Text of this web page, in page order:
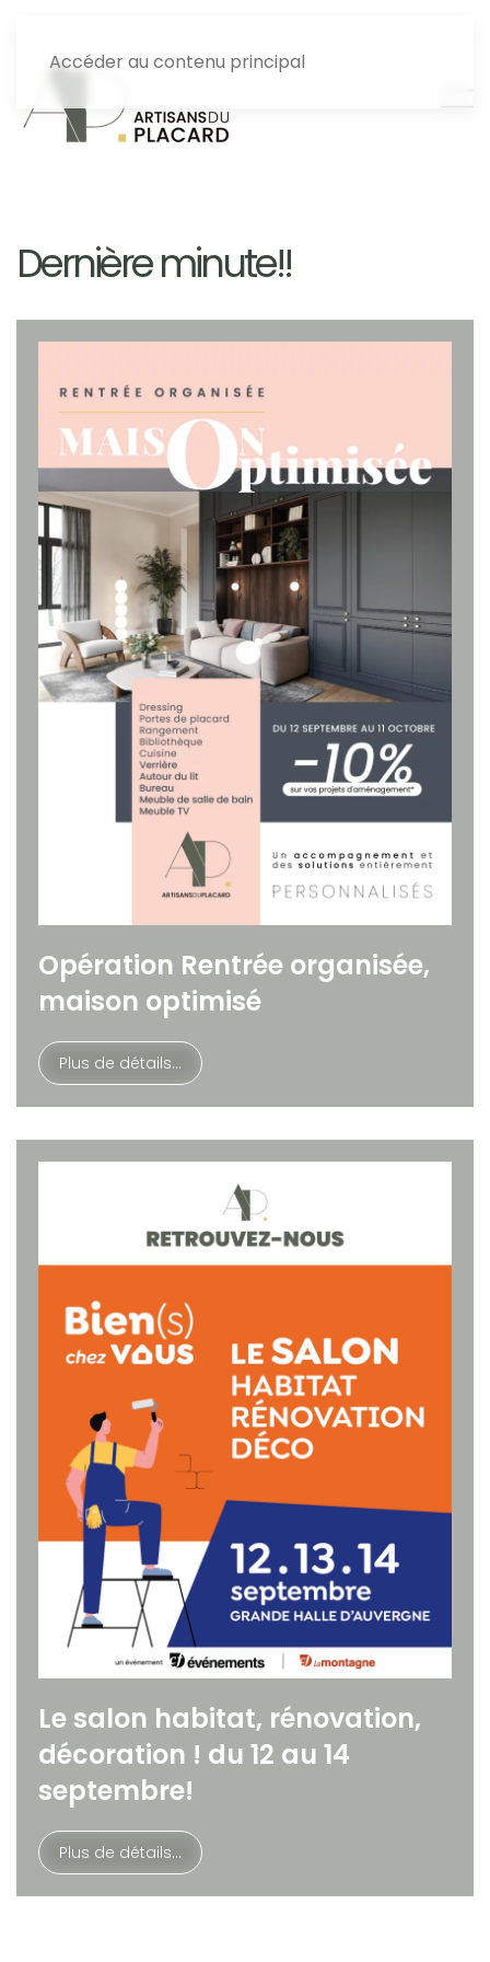
Accéder au contenu principal
Dernière minute!!
Opération Rentrée organisée,
maison optimisé
Plus de détails...
Le salon habitat, rénovation,
décoration ! du 12 au 14
septembre!
Plus de détails...